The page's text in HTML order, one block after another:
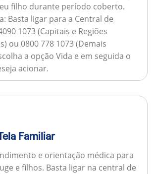
filho durante período coberto.
Basta ligar para a Central de
1073 (Capitais e Regiões
ou 0800 778 1073 (Demais
a opção Vida e em seguida o
acionar.
Familiar
e orientação médica para
e filhos. Basta ligar na central de